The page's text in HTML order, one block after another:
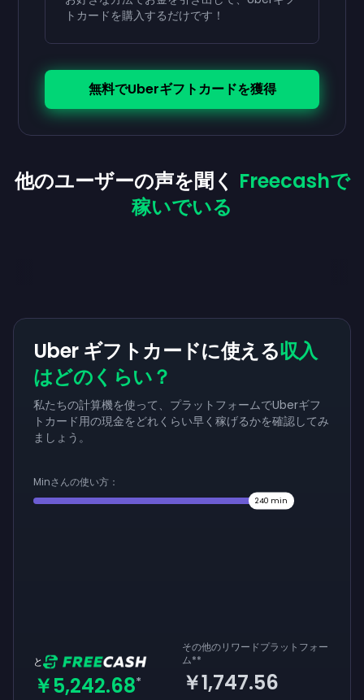
トカードを購入するだけです！
無料でUberギフトカードを獲得
他のユーザーの声を聞く Freecashで
稼いでいる
Uber ギフトカードに使える収入
はどのくらい？
私たちの計算機を使って、プラットフォームでUberギフ
トカード用の現金をどれくらい早く稼げるかを確認してみ
ましょう。
Minさんの使い方：
240 min
と
￥5,242.68*
その他のリワードプラットフォー
ム**
￥1,747.56